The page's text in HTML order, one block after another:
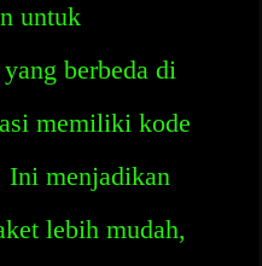
untuk
berbeda di
memiliki kode
Ini menjadikan
lebih mudah,